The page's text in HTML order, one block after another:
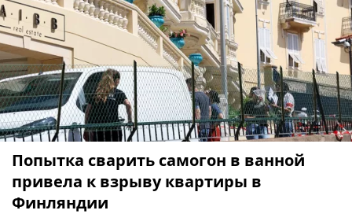
Попытка сварить самогон в ванной
привела к взрыву квартиры в
Финляндии